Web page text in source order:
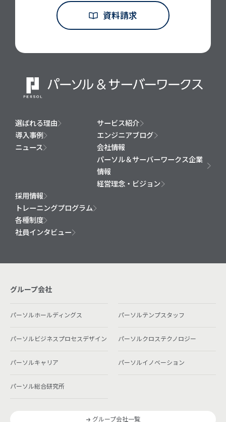
資料請求
選ばれる理由
サービス紹介
導入事例
エンジニアブログ
ニュース
会社情報
パーソル＆サーバーワークス企業
情報
経営理念・ビジョン
採用情報
トレーニングプログラム
各種制度
社員インタビュー
グループ会社
パーソルホールディングス パーソルテンプスタッフ
パーソルビジネスプロセスデザイン パーソルクロステクノロジー
パーソルキャリア パーソルイノベーション
パーソル総合研究所
グループ会社一覧